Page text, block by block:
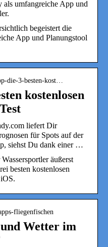
als umfangreiche App und
begeistert die
App und Planungstool
die-3-besten-kost…
kostenlosen
liefert Dir
für Spots auf der
siehst Du dank einer …
äußerst
besten kostenlosen
fliegenfischen
Wetter im